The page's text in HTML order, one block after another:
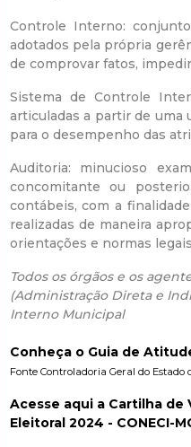
i
p
a
l
d
e
C
o
n
q
Controle Interno:
adotados pela própria
de comprovar fatos,
Sistema de Controle
articuladas a partir de uma
para o desempenho das
Auditoria: minucioso
concomitante ou
contábeis, com a
realizadas de maneira
orientações e normas
Todos os órgãos e os
(Administração Direta e
Interno Municipal
Conheça o Guia de
Fonte Controladoria Geral do Estado
Acesse aqui a Cartilha de
Eleitoral 2024 - CONECI-